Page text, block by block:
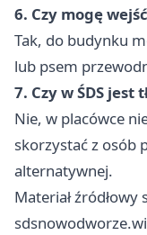
6. Czy mogę
Tak, do budynku
lub psem
7. Czy w ŚDS jest
Nie, w placówce
skorzystać z osób
alternatywnej.
Materiał źródłowy